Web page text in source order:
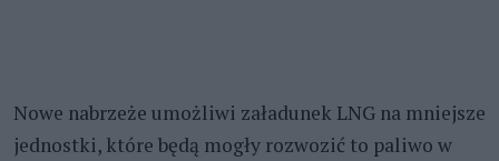
Nowe nabrzeże umożliwi załadunek LNG na mniejsze
jednostki, które będą mogły rozwozić to paliwo w